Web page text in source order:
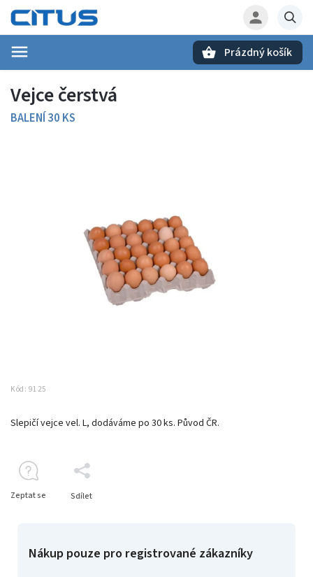
Prázdný košík
Vejce čerstvá
BALENÍ 30 KS
Kód: 9125
Nákup pouze pro registrované zákazníky
Slepičí vejce vel. L, dodáváme po 30 ks. Původ ČR.
Zeptat se Sdílet